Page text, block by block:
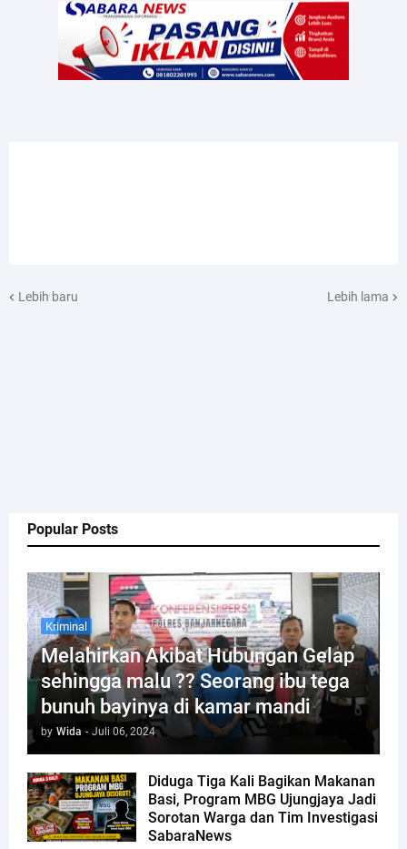
Popular Posts
Kriminal
Melahirkan Akibat Hubungan Gelap
sehingga malu ?? Seorang ibu tega
bunuh bayinya di kamar mandi
by Wida - Juli 06, 2024
Diduga Tiga Kali Bagikan Makanan
Basi, Program MBG Ujungjaya Jadi
Sorotan Warga dan Tim Investigasi
SabaraNews
Lebih baru Lebih lama